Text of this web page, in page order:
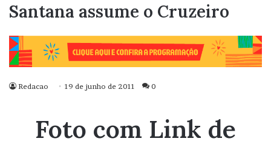
Santana assume o Cruzeiro
Redacao 19 de junho de 2011 0
Foto com Link de